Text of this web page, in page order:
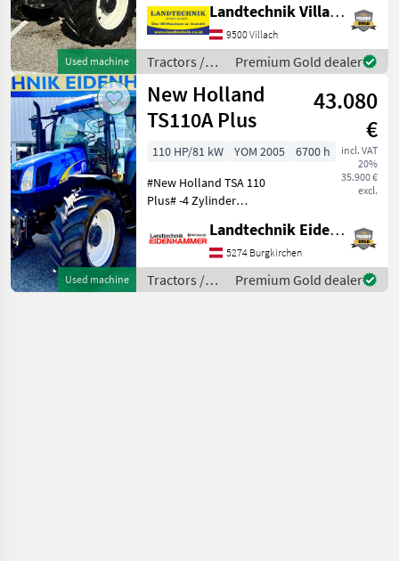
Show
all 48
MODEL
TS110A
Plus
MARKETPLACE
Marketplace
Dealer
offers
Used machine
hydraulics, comfort cab
with air conditioning, air-
suspension seat, radio,
passenger s
Landtechnik Villach GmbH
9500 Villach
Tractors /
New Holland
Premium Gold dealer
Used machine
New Holland
TS110A Plus
43.080
€
incl. VAT
20%
35.900 €
excl.
110 HP/81 kW YOM 2005
6700 h
#New Holland TSA 110
Plus# -4 Zylinder
4, 5lt Hubraum -16/16
Electro Command Getriebe
40 km/h -Powershuttle -
Fronthubwerk -4 Leitungen
Landtechnik Eidenhammer GmbH
5274 Burgkirchen
Tractors /
New Holland
Premium Gold dealer